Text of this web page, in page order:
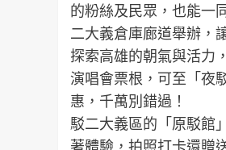
的粉絲及民眾，也能一
二大義倉庫廊道舉辦，
探索高雄的朝氣與活力
演唱會票根，可至「夜
惠，千萬別錯過！
駁二大義區的「原駁館
著體驗，拍照打卡還贈